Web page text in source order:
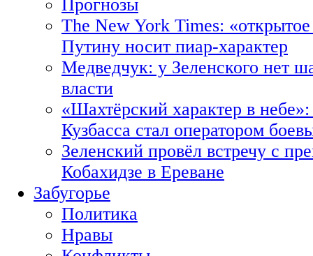
Прогнозы
The New York Times:
Путину носит пиар-характер
Медведчук: у Зеленского нет
власти
«Шахтёрский характер в
Кузбасса стал оператором
Зеленский провёл встречу с
Кобахидзе в Ереване
Забугорье
Политика
Нравы